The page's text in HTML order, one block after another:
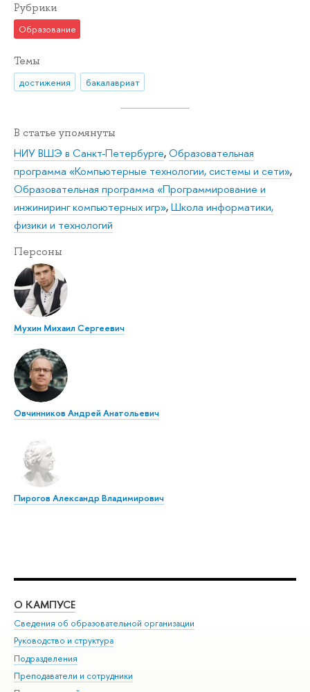
Рубрики
Образование
Темы
достижения бакалавриат
В статье упомянуты
НИУ ВШЭ в Санкт-Петербурге,Образовательная
программа «Компьютерные технологии, системы и сети»,
Образовательная программа «Программирование и
инжиниринг компьютерных игр»,Школа информатики,
физики и технологий
Персоны
Мухин Михаил Сергеевич
Овчинников Андрей Анатольевич
Пирогов Александр Владимирович
О КАМПУСЕ
Сведения об образовательной организации
Руководство и структура
Подразделения
Преподаватели и сотрудники